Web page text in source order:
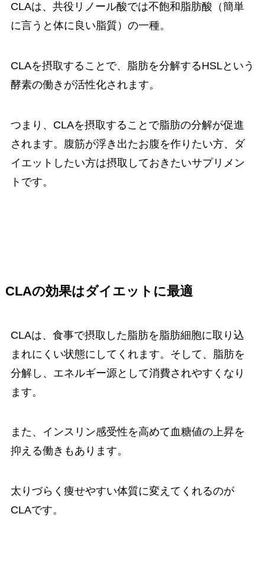
CLAは、共役リノール酸では不飽和脂肪酸（簡単
に言うと体に良い脂質）の一種。
CLAを摂取することで、脂肪を分解するHSLという
酵素の働きが活性化されます。
つまり、CLAを摂取することで脂肪の分解が促進
されます。腹筋が浮き出たお腹を作りたい方、ダ
イエットしたい方は摂取しておきたいサプリメン
トです。
CLAの効果はダイエットに最適
CLAは、食事で摂取した脂肪を脂肪細胞に取り込
まれにくい状態にしてくれます。 そして、脂肪を
分解し、エネルギー源として消費されやすくなり
ます。
また、インスリン感受性を高めて血糖値の上昇を
抑える働きもあります。
太りづらく痩せやすい体質に変えてくれるのが
CLAです。